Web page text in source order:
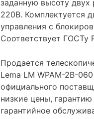
заданную высоту двух
220В. Комплектуется
управления с
Соответствует ГОСТу
Продается
Lema LM WPAM-2B-
официального
низкие цены,
гарантийное